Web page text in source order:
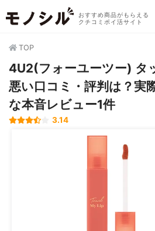
おすすめ商品がもらえる
クチコミポイ活サイト
TOP
4U2(フォーユーツー) タ
悪い口コミ・評判は？実
な本音レビュー1件
3.14